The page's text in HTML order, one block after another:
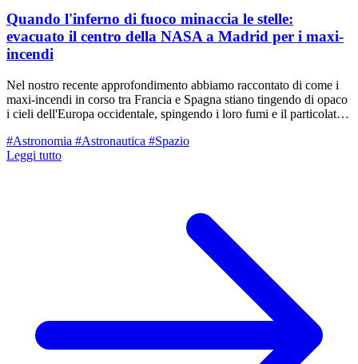
Quando l'inferno di fuoco minaccia le stelle:
evacuato il centro della NASA a Madrid per i maxi-
incendi
Nel nostro recente approfondimento abbiamo raccontato di come i
maxi-incendi in corso tra Francia e Spagna stiano tingendo di opaco
i cieli dell'Europa occidentale, spingendo i loro fumi e il particolato
centinaia di migliaia di sfollati, il rogo divampato a ovest di Madrid
ha rischiato di spegnere letteralmente gli "occhi" con cui l'umanità
delle infrastrutture spaziali più critiche, affascinanti e strategiche del
#Astronomia #Astronautica #Spazio
Leggi tutto